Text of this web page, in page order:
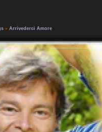
» Arrivederci Amore